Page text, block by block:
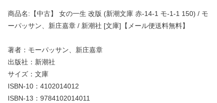
商品名:【中古】 女の一生 改版 (新潮文庫 赤-14-1 モ-1-1 150) / モ
ーパッサン、新庄嘉章 / 新潮社 [文庫]【メール便送料無料】
著者：モーパッサン、新庄嘉章
出版社：新潮社
サイズ：文庫
ISBN-10：4102014012
ISBN-13：9784102014011